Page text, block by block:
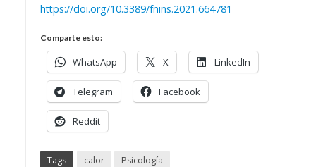
https://doi.org/10.3389/fnins.2021.664781
Comparte esto:
WhatsApp X LinkedIn
Telegram Facebook
Reddit
Tags calor Psicología